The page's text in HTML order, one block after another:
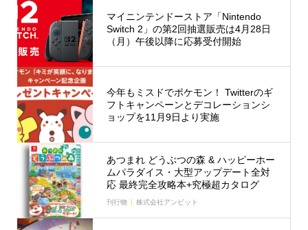
マイニンテンドーストア「Nintendo
Switch 2」の第2回抽選販売は4月28日
（月）午後以降に応募受付開始
今年もミスドでポケモン！ Twitterのギ
フトキャンペーンとデコレーションシ
ョップを11月9日より実施
あつまれ どうぶつの森 & ハッピーホー
ムパラダイス・大型アップデート全対
応 最終完全攻略本+究極超カタログ
刊行物 株式会社アンビット